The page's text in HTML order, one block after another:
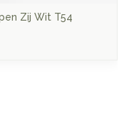
Zij Wit T54